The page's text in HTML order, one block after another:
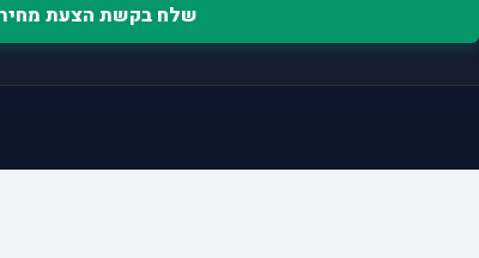
שלח בקשת הצעת